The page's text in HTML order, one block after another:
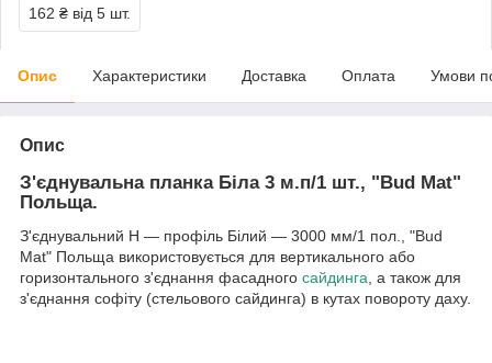
162 ₴ від 5 шт.
Опис Характеристики Доставка Оплата Умови
Опис
З'єднувальна планка Біла 3 м.п/1 шт., "Bud Mat"
Польща.
З'єднувальний Н — профіль Білий — 3000 мм/1 пол., "Bud
Mat" Польща використовується для вертикального або
горизонтального з'єднання фасадного сайдинга , а також для
з'єднання софіту (стельового сайдинга) в кутах повороту даху.